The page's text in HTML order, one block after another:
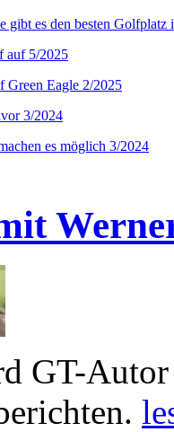
gibt es den besten
auf 5/2025
Green Eagle 2/2025
3/2024
es möglich 3/2024
GT-